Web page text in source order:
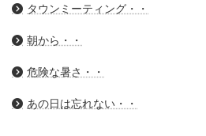
タウンミーティング・・
朝から・・
危険な暑さ・・
あの日は忘れない・・